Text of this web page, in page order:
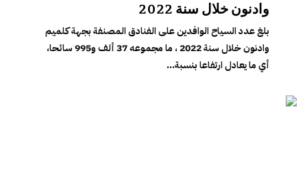
وادنون خلال سنة 2022
بلغ عدد السياح الوافدين على الفنادق المصنفة بجهة كلميم
وادنون خلال سنة 2022 ، ما مجموعه 37 ألف و995 سائحا،
أي ما يعادل ارتفاعا بنسبة...